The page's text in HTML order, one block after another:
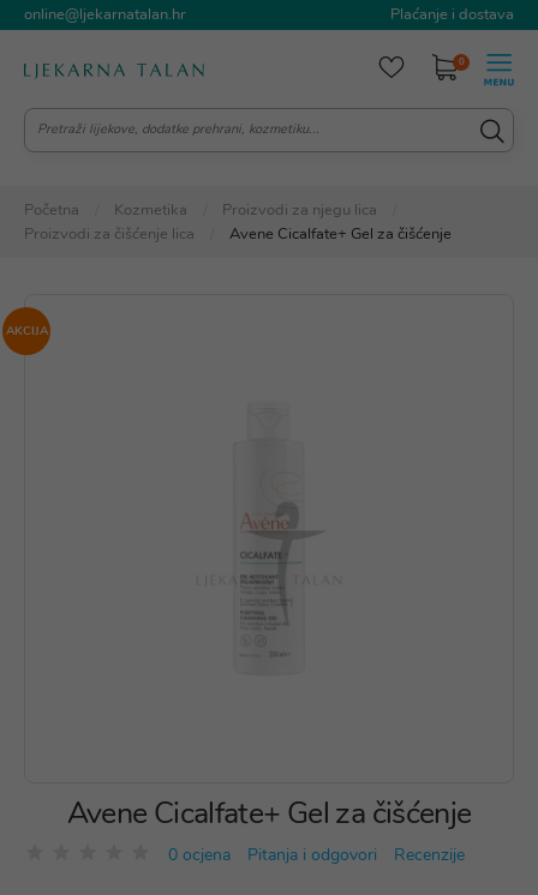
online@ljekarnatalan.hr Plaćanje i dostava
0
Početna Kozmetika
Proizvodi za njegu lica
Proizvodi za čišćenje lica
Avene Cicalfate+ Gel za čišćenje
AKCIJA
Avene Cicalfate+ Gel za čišćenje
0 ocjena Pitanja i odgovori Recenzije